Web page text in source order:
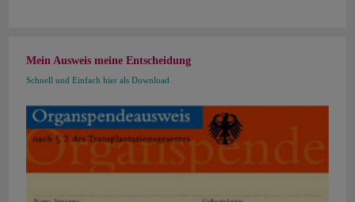
Mein Ausweis meine Entscheidung
Schnell und Einfach hier als Download